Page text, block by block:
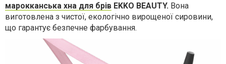
марокканська хна для брів EKKO BEAUTY. Вона
виготовлена з чистої, екологічно вирощеної сировини,
що гарантує безпечне фарбування.